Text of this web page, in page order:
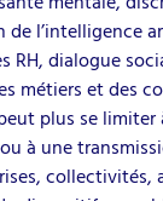
l’intelligence
RH, dialogue
métiers et des
plus se limiter
à une
collectivités,